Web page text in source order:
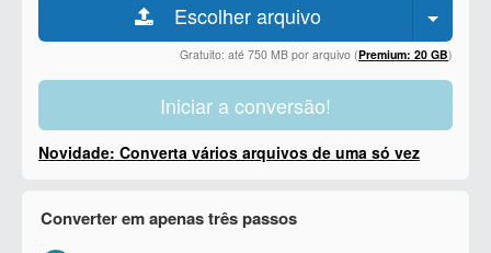
Escolher arquivo
Gratuito: até 750 MB por arquivo (Premium: 20 GB)
Iniciar a conversão!
Novidade: Converta vários arquivos de uma só vez
Converter em apenas três passos